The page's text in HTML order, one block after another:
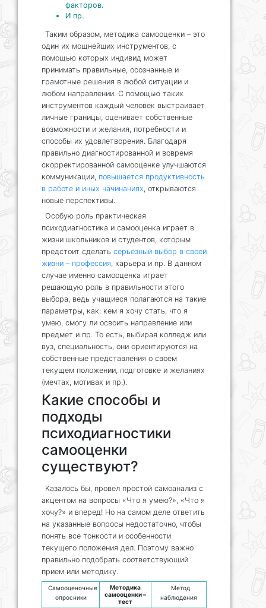
факторов.
И пр.
Таким образом, методика самооценки – это
один их мощнейших инструментов, с
помощью которых индивид может
принимать правильные, осознанные и
грамотные решения в любой ситуации и
любом направлении. С помощью таких
инструментов каждый человек выстраивает
личные границы, оценивает собственные
возможности и желания, потребности и
способы их удовлетворения. Благодаря
правильно диагностированной и вовремя
скорректированной самооценке улучшаются
коммуникации, повышается продуктивность
в работе и иных начинаниях, открываются
новые перспективы.
Особую роль практическая
психодиагностика и самооценка играет в
жизни школьников и студентов, которым
предстоит сделать серьезный выбор в своей
жизни – профессия, карьера и пр. В данном
случае именно самооценка играет
решающую роль в правильности этого
выбора, ведь учащиеся полагаются на такие
параметры, как: кем я хочу стать, что я
умею, смогу ли освоить направление или
предмет и пр. То есть, выбирая колледж или
вуз, специальность, они ориентируются на
собственные представления о своем
текущем положении, подготовке и желаниях
(мечтах, мотивах и пр.).
Какие способы и
подходы
психодиагностики
самооценки
существуют?
Казалось бы, провел простой самоанализ с
акцентом на вопросы «Что я умею?», «Что я
хочу?» и вперед! Но на самом деле ответить
на указанные вопросы недостаточно, чтобы
понять все тонкости и особенности
текущего положения дел. Поэтому важно
правильно подобрать соответствующий
прием или методику.
Самооценочные
опросники
Методика
самооценки –
тест
Метод
наблюдения